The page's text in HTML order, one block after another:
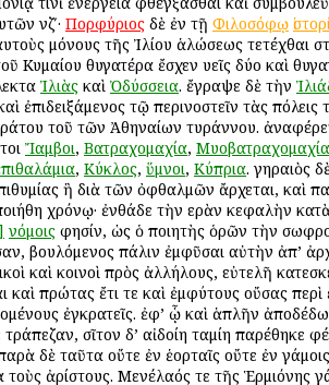
νζʹ· Πορφύριος δὲ ἐν τῇ Φιλοσόφῳ
μόνους τῆς Ἰλίου ἁλώσεως τετέχθαι
Κυμαίου θυγατέρα ἔσχεν υἱεῖς δύο καὶ
Ἰλιὰς καὶ Ὀδύσσεια. ἔγραψε δὲ τὴν
τῷ περινοστεῖν τὰς πόλεις
τοῦ τῶν Ἀθηναίων τυράννου.
Ἴαμβοι, Βατραχομαχία, Μυοβατραχομαχία
, Κύκλος, ὕμνοι, Κύπρια. γηραιὸς
ἣ διὰ τῶν ὀφθαλμῶν ἄρχεται, καὶ
χρόνῳ· ἐνθάδε τὴν ἱερὰν κεφαλὴν
νόμοις φησίν, ὡς ὁ ποιητὴς ὁρῶν τὴν
βουλόμενος πάλιν ἐμφῦσαι αὐτὴν ἀπ’
καὶ κοινοὶ πρὸς ἀλλήλους, εὐτελῆ
καὶ πρώτας ἔτι τε καὶ ἐμφύτους οὔσας
ἐγκρατεῖς. ἐφ’ ᾧ καὶ ἁπλῆν
σῖτον δ’ αἰδοίη ταμίη παρέθηκε
δὲ ταῦτα οὔτε ἐν ἑορταῖς οὔτε ἐν
ἀρίστους. Μενέλαός τε τῆς Ἑρμιόνης